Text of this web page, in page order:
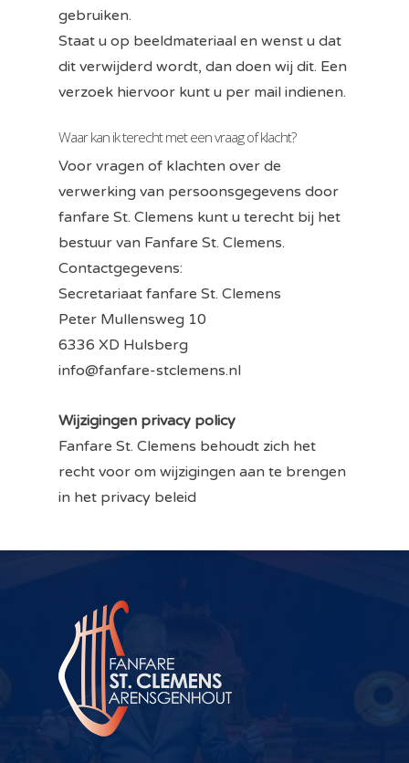
gebruiken.
Staat u op beeldmateriaal en wenst u dat
dit verwijderd wordt, dan doen wij dit. Een
verzoek hiervoor kunt u per mail indienen.
Waar kan ik terecht met een vraag of klacht?
Voor vragen of klachten over de
verwerking van persoonsgegevens door
fanfare St. Clemens kunt u terecht bij het
bestuur van Fanfare St. Clemens.
Contactgegevens:
Secretariaat fanfare St. Clemens
Peter Mullensweg 10
6336 XD Hulsberg
info@fanfare-stclemens.nl
Wijzigingen privacy policy
Fanfare St. Clemens behoudt zich het
recht voor om wijzigingen aan te brengen
in het privacy beleid